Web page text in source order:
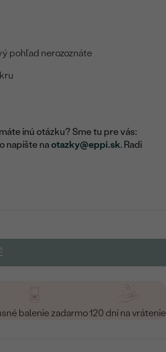
pohľad nerozoznáte
inú otázku? Sme tu pre vás:
napíšte naotazky@eppi.sk. Radi
balenie zadarmo120 dní na vrátenie